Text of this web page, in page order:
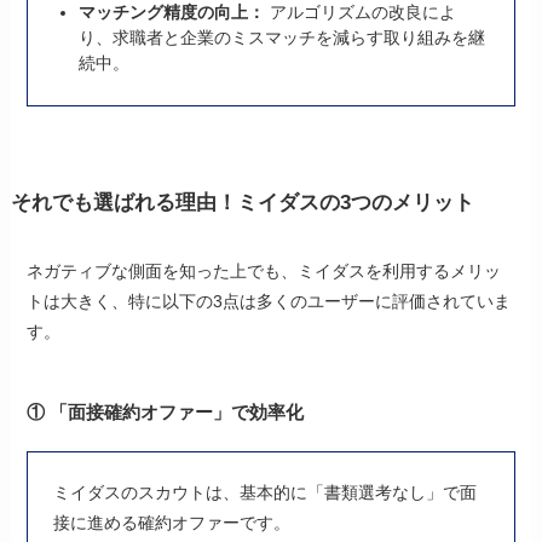
マッチング精度の向上：
アルゴリズムの改良によ
り、求職者と企業のミスマッチを減らす取り組みを継
続中。
それでも選ばれる理由！ミイダスの3つのメリット
ネガティブな側面を知った上でも、ミイダスを利用するメリッ
トは大きく、特に以下の3点は多くのユーザーに評価されていま
す。
① 「面接確約オファー」で効率化
ミイダスのスカウトは、基本的に「書類選考なし」で面
接に進める確約オファーです。